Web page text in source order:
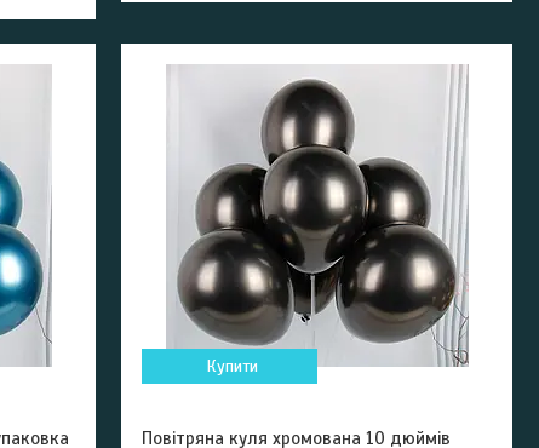
Купити
Повітряна куля хромована 10 дюймів